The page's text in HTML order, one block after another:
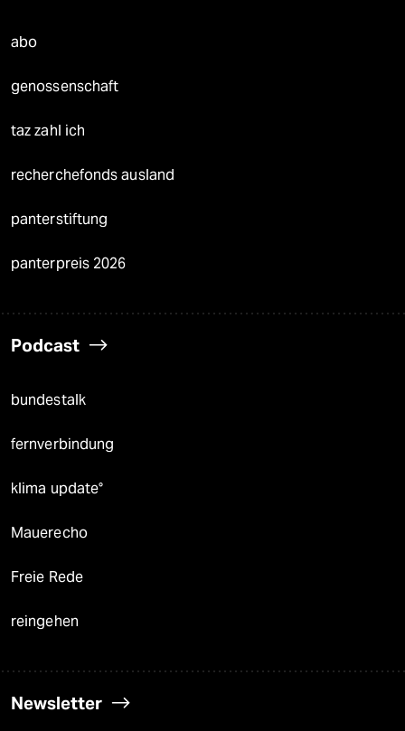
abo
genossenschaft
taz zahl ich
recherchefonds ausland
panterstiftung
panterpreis 2026
Podcast
bundestalk
fernverbindung
klima update°
Mauerecho
Freie Rede
reingehen
Newsletter